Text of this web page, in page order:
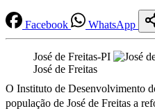
Facebook WhatsApp
José de Freitas-PI
José de Freitas
O Instituto de Desenvolvimento
população de José de Freitas a